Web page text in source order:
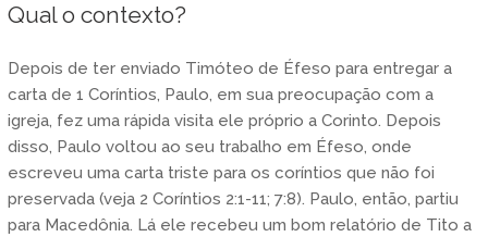
Qual o contexto?
Depois de ter enviado Timóteo de Éfeso para entregar a
carta de 1 Coríntios, Paulo, em sua preocupação com a
igreja, fez uma rápida visita ele próprio a Corinto. Depois
disso, Paulo voltou ao seu trabalho em Éfeso, onde
escreveu uma carta triste para os coríntios que não foi
preservada (veja 2 Coríntios 2:1-11; 7:8). Paulo, então, partiu
para Macedônia. Lá ele recebeu um bom relatório de Tito a